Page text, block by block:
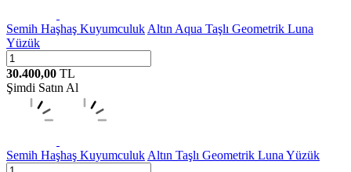
Semih Haşhaş Kuyumculuk Altın Aqua Taşlı Geometrik Luna
Yüzük
30.400,00 TL
Şimdi Satın Al
Semih Haşhaş Kuyumculuk Altın Taşlı Geometrik Luna Yüzük